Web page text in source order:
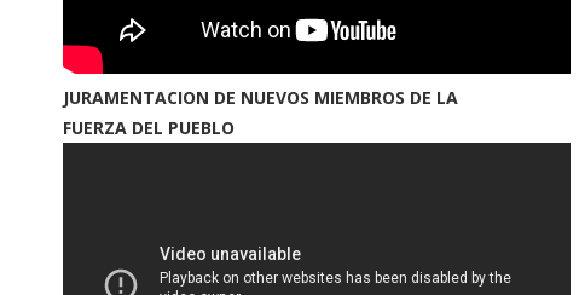
JURAMENTACION DE NUEVOS MIEMBROS DE LA
FUERZA DEL PUEBLO